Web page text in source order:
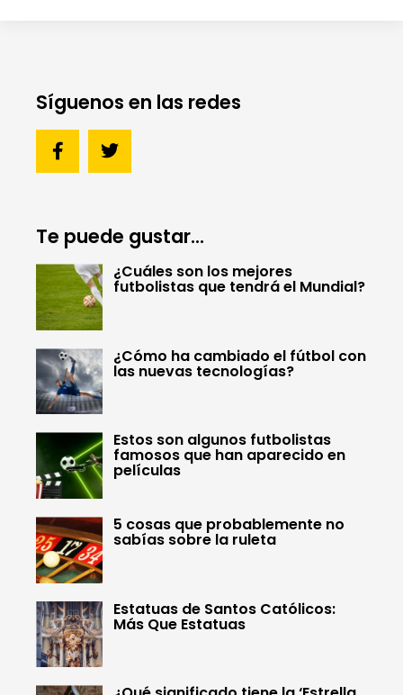
Síguenos en las redes
Te puede gustar...
¿Cuáles son los mejores
futbolistas que tendrá el Mundial?
¿Cómo ha cambiado el fútbol con
las nuevas tecnologías?
Estos son algunos futbolistas
famosos que han aparecido en
películas
5 cosas que probablemente no
sabías sobre la ruleta
Estatuas de Santos Católicos:
Más Que Estatuas